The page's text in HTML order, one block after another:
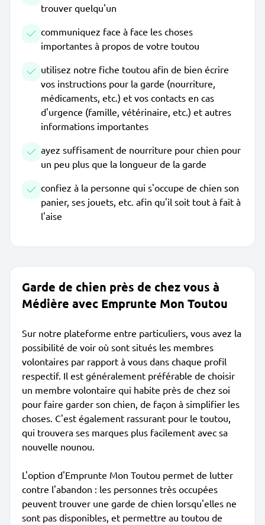
trouver quelqu'un
communiquez face à face les choses
importantes à propos de votre toutou
utilisez notre fiche toutou afin de bien écrire
vos instructions pour la garde (nourriture,
médicaments, etc.) et vos contacts en cas
d'urgence (famille, vétérinaire, etc.) et autres
informations importantes
ayez suffisament de nourriture pour chien pour
un peu plus que la longueur de la garde
confiez à la personne qui s'occupe de chien son
panier, ses jouets, etc. afin qu'il soit tout à fait à
l'aise
Garde de chien près de chez vous à
Médière avec Emprunte Mon Toutou
Sur notre plateforme entre particuliers, vous avez la
possibilité de voir où sont situés les membres
volontaires par rapport à vous dans chaque profil
respectif. Il est généralement préférable de choisir
un membre volontaire qui habite près de chez soi
pour faire garder son chien, de façon à simplifier les
choses. C'est également rassurant pour le toutou,
qui trouvera ses marques plus facilement avec sa
nouvelle nounou.
L'option d'Emprunte Mon Toutou permet de lutter
contre l'abandon : les personnes très occupées
peuvent trouver une garde de chien lorsqu'elles ne
sont pas disponibles, et permettre au toutou de